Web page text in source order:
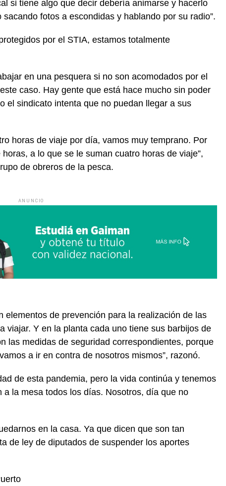
si tiene algo que decir debería animarse y hacerlo
fotos a escondidas y hablando por su radio”.
por el STIA, estamos totalmente
en una pesquera si no son acomodados por el
caso. Hay gente que está hace mucho sin poder
el sindicato intenta que no puedan llegar a sus
horas de viaje por día, vamos muy temprano. Por
a lo que se le suman cuatro horas de viaje”,
de obreros de la pesca.
ANUNCIO
elementos de prevención para la realización de las
viajar. Y en la planta cada uno tiene sus barbijos de
las medidas de seguridad correspondientes, porque
a ir en contra de nosotros mismos”, razonó.
de esta pandemia, pero la vida continúa y tenemos
a la mesa todos los días. Nosotros, día que no
en la casa. Ya que dicen que son tan
de ley de diputados de suspender los aportes